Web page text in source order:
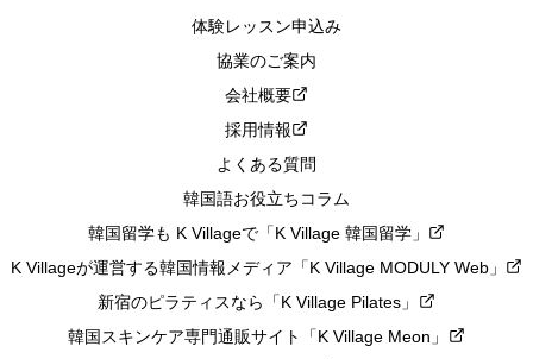
体験レッスン申込み
協業のご案内
会社概要
採用情報
よくある質問
韓国語お役立ちコラム
韓国留学も K Villageで「K Village 韓国留学」
K Villageが運営する韓国情報メディア「K Village MODULY Web」
新宿のピラティスなら「K Village Pilates」
韓国スキンケア専門通販サイト「K Village Meon」